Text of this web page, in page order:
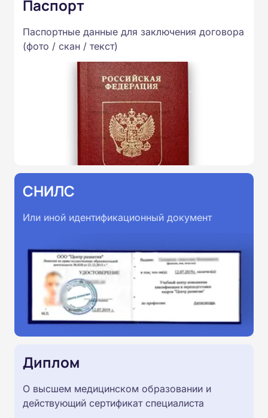
Паспорт
Паспортные данные для заключения договора
(фото / скан / текст)
СНИЛС
Или иной идентификационный документ
Диплом
О высшем медицинском образовании и
действующий сертификат специалиста